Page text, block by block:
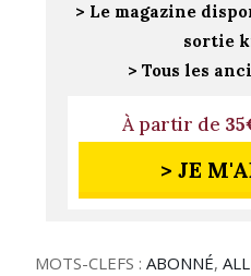
> Le magazine
sortie
> Tous les
À partir de
> JE
MOTS-CLEFS :ABONNÉ,